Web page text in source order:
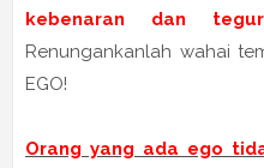
kebenaran dan
Renungankanlah wahai
EGO!
Orang yang ada ego